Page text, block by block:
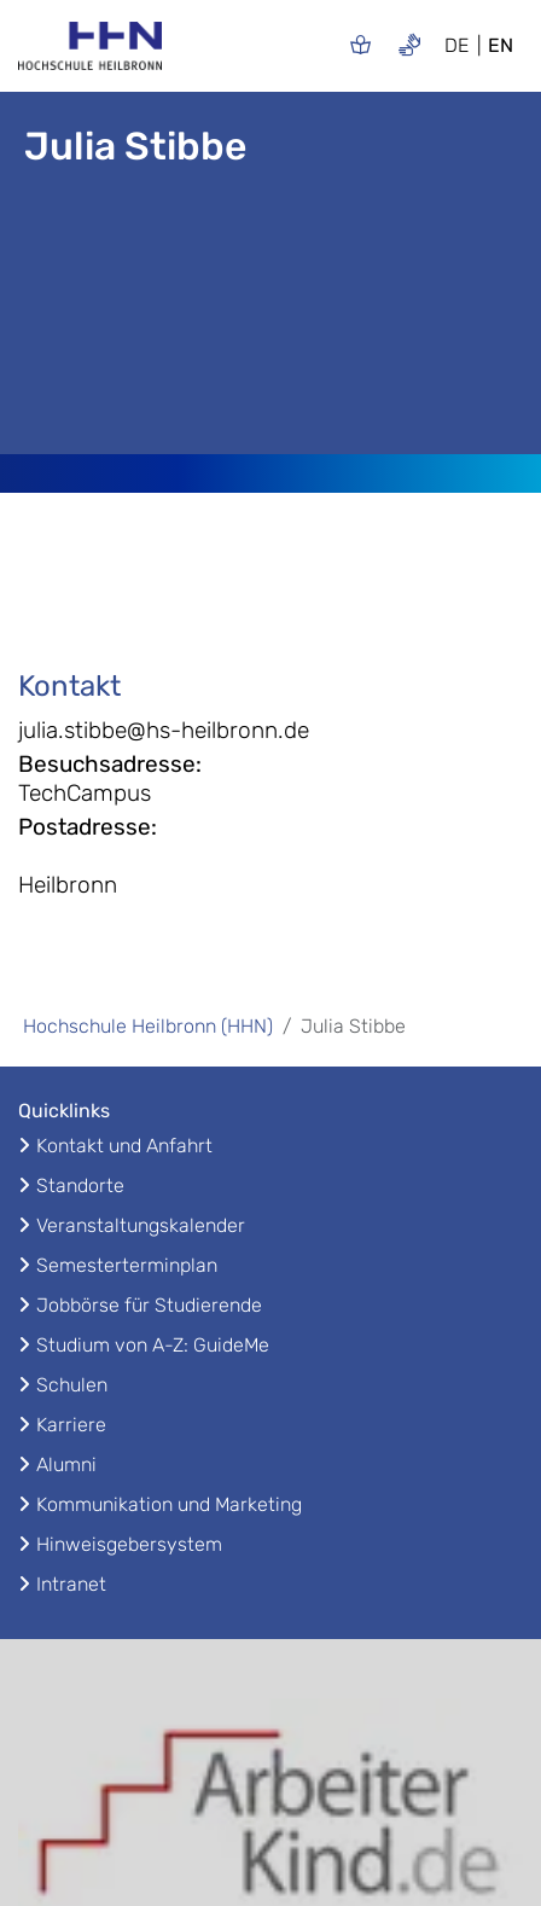
DE EN
Julia Stibbe
Kontakt
julia.stibbe@hs-heilbronn.de
Besuchsadresse:
TechCampus
Postadresse:
Heilbronn
Hochschule Heilbronn (HHN) Julia Stibbe
Quicklinks
Kontakt und Anfahrt
Standorte
Veranstaltungskalender
Semesterterminplan
Jobbörse für Studierende
Studium von A-Z: GuideMe
Schulen
Karriere
Alumni
Kommunikation und Marketing
Hinweisgebersystem
Intranet